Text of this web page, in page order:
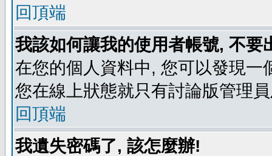
回頂端
我該如何讓我的使用者帳號, 不
在您的個人資料中, 您可以發現一
您在線上狀態就只有討論版管理
回頂端
我遺失密碼了, 該怎麼辦!